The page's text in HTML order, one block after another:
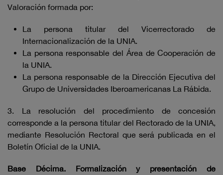
Valoración formada por:
La persona titular del Vicerrectorado de
Internacionalización de la UNIA.
La persona responsable del Área de Cooperación de
la UNIA.
La persona responsable de la Dirección Ejecutiva del
Grupo de Universidades Iberoamericanas La Rábida.
3. La resolución del procedimiento de concesión
corresponde a la persona titular del Rectorado de la UNIA,
mediante Resolución Rectoral que será publicada en el
Boletín Oficial de la UNIA.
Base Décima. Formalización y presentación de